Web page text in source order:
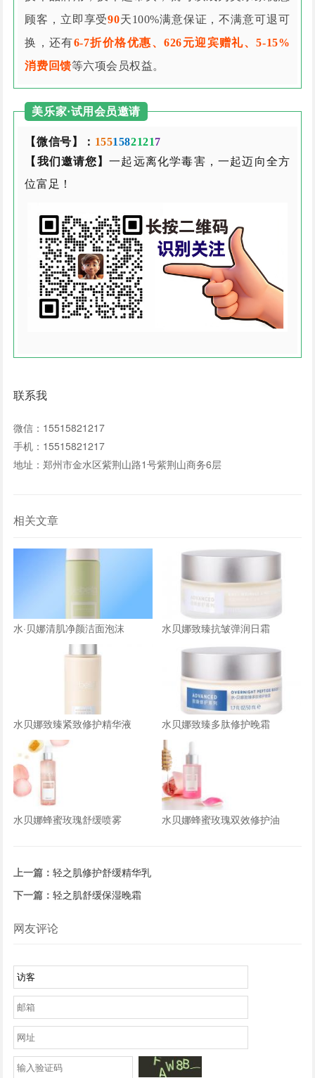
顾客，立即享受90天100%满意保证，不满意可退可
换，还有6-7折价格优惠、626元迎宾赠礼、5-15%
消费回馈等六项会员权益。
美乐家·试用会员邀请
【微信号】： 15515821217
【我们邀请您】一起远离化学毒害，一起迈向全方
位富足！
联系我
微信：15515821217
手机：15515821217
地址：郑州市金水区紫荆山路1号紫荆山商务6层
相关文章
水·贝娜清肌净颜洁面泡沫 水贝娜致臻抗皱弹润日霜
水贝娜致臻紧致修护精华液 水贝娜致臻多肽修护晚霜
水贝娜蜂蜜玫瑰舒缓喷雾 水贝娜蜂蜜玫瑰双效修护油
上一篇：轻之肌修护舒缓精华乳
下一篇：轻之肌舒缓保湿晚霜
网友评论